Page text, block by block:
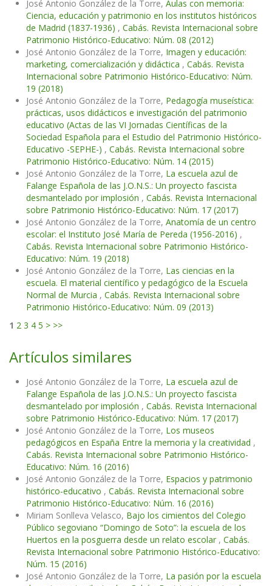
José Antonio González de la Torre, Aulas con memoria:
Ciencia, educación y patrimonio en los institutos históricos
de Madrid (1837-1936) , Cabás. Revista Internacional sobre
Patrimonio Histórico-Educativo: Núm. 08 (2012)
José Antonio González de la Torre, Imagen y educación:
marketing, comercialización y didáctica , Cabás. Revista
Internacional sobre Patrimonio Histórico-Educativo: Núm.
19 (2018)
José Antonio González de la Torre, Pedagogía museística:
prácticas, usos didácticos e investigación del patrimonio
educativo (Actas de las VI Jornadas Científicas de la
Sociedad Española para el Estudio del Patrimonio Histórico-
Educativo -SEPHE-) , Cabás. Revista Internacional sobre
Patrimonio Histórico-Educativo: Núm. 14 (2015)
José Antonio González de la Torre, La escuela azul de
Falange Española de las J.O.N.S.: Un proyecto fascista
desmantelado por implosión , Cabás. Revista Internacional
sobre Patrimonio Histórico-Educativo: Núm. 17 (2017)
José Antonio González de la Torre, Anatomía de un centro
escolar: el Instituto José María de Pereda (1956-2016) ,
Cabás. Revista Internacional sobre Patrimonio Histórico-
Educativo: Núm. 19 (2018)
José Antonio González de la Torre, Las ciencias en la
escuela. El material científico y pedagógico de la Escuela
Normal de Murcia , Cabás. Revista Internacional sobre
Patrimonio Histórico-Educativo: Núm. 09 (2013)
1 2 3 4 5 > >>
Artículos similares
José Antonio González de la Torre, La escuela azul de
Falange Española de las J.O.N.S.: Un proyecto fascista
desmantelado por implosión , Cabás. Revista Internacional
sobre Patrimonio Histórico-Educativo: Núm. 17 (2017)
José Antonio González de la Torre, Los museos
pedagógicos en España Entre la memoria y la creatividad ,
Cabás. Revista Internacional sobre Patrimonio Histórico-
Educativo: Núm. 16 (2016)
José Antonio González de la Torre, Espacios y patrimonio
histórico-educativo , Cabás. Revista Internacional sobre
Patrimonio Histórico-Educativo: Núm. 16 (2016)
Miriam Sonlleva Velasco, Bajo los cimientos del Colegio
Público segoviano “Domingo de Soto”: la escuela de los
Huertos en la posguerra desde un relato escolar , Cabás.
Revista Internacional sobre Patrimonio Histórico-Educativo:
Núm. 15 (2016)
José Antonio González de la Torre, La pasión por la escuela